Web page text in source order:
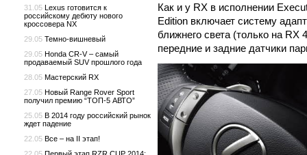
Как и у RX в исполнении
Edition включает систему
ближнего света (только на
передние и задние датчики
31.05 Lexus готовится к
российскому дебюту нового
кроссовера NX
29.05 Темно-вишневый
29.05 Honda CR-V – самый
продаваемый SUV прошлого года
28.05 Мастерский RX
27.05 Новый Range Rover Sport
получил премию “ТОП-5 АВТО”
25.05 В 2014 году российский рынок
ждет падение
22.05 Все – на II этап!